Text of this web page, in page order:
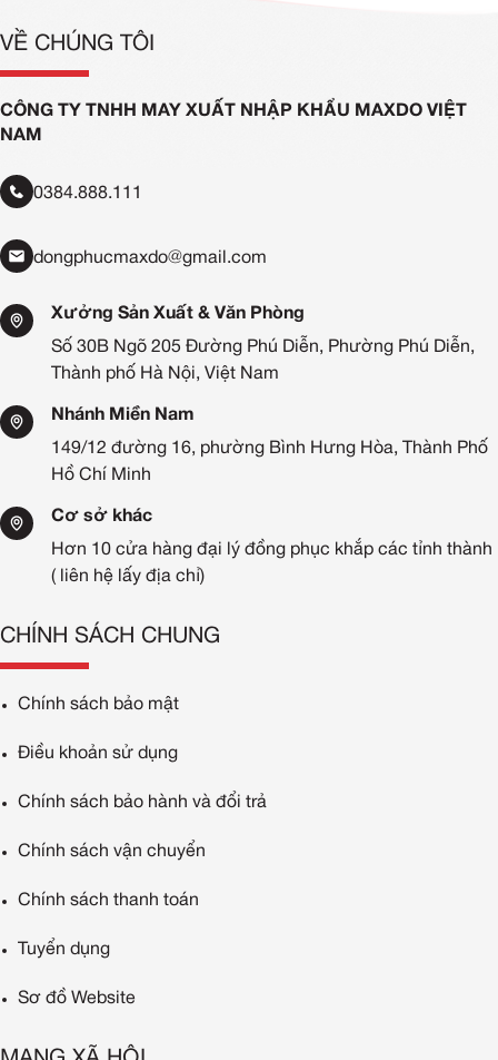
VỀ CHÚNG TÔI
CÔNG TY TNHH MAY XUẤT NHẬP KHẨU MAXDO VIỆT
NAM
0384.888.111
dongphucmaxdo@gmail.com
Xưởng Sản Xuất & Văn Phòng
Số 30B Ngõ 205 Đường Phú Diễn, Phường Phú Diễn,
Thành phố Hà Nội, Việt Nam
Nhánh Miền Nam
149/12 đường 16, phường Bình Hưng Hòa, Thành Phố
Hồ Chí Minh
Cơ sở khác
Hơn 10 cửa hàng đại lý đồng phục khắp các tỉnh thành
( liên hệ lấy địa chỉ)
CHÍNH SÁCH CHUNG
Chính sách bảo mật
Điều khoản sử dụng
Chính sách bảo hành và đổi trả
Chính sách vận chuyển
Chính sách thanh toán
Tuyển dụng
Sơ đồ Website